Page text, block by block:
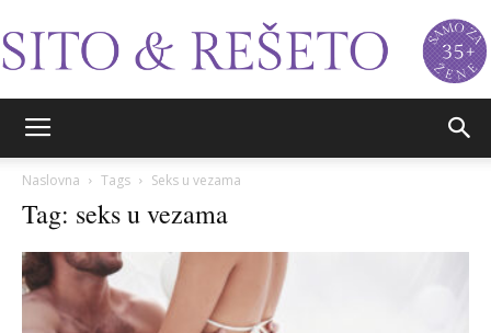
Naslovna Tags Seks u vezama
Tag: seks u vezama